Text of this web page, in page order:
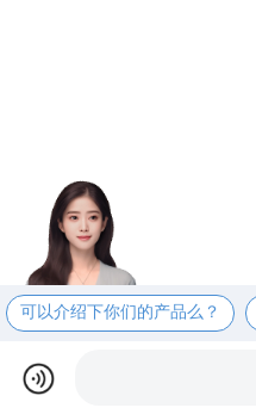
可以介绍下你们的产品么？